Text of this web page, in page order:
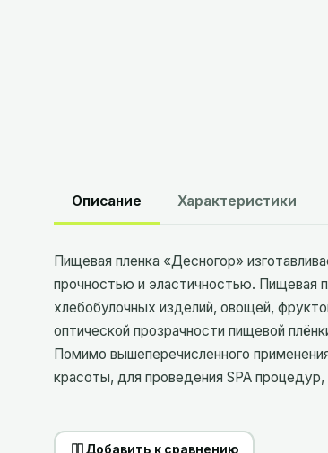
Описание Характеристики
Пищевая пленка «Десногор»
прочностью и эластичностью. Пищевая
хлебобулочных изделий, овощей,
оптической прозрачности пищевой
Помимо вышеперечисленного
красоты, для проведения SPA
Добавить к сравнению